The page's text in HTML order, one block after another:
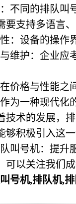
不同的排队叫
要支持多语言
：设备的操作
维护：企业应
价格与性能之
为一种现代化
技术的发展，
够积极引入这
叫号机：提升
可以关注我们
号机,排队机,